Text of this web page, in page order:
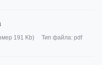
191 Kb) Тип файла: pdf